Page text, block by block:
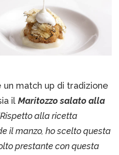
match up di tradizione
il Maritozzo salato alla
alla ricetta
il manzo, ho scelto questa
prestante con questa